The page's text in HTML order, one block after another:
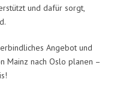
und dafür sorgt,
Angebot und
Mainz nach Oslo planen –